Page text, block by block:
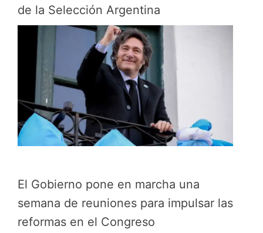
de la Selección Argentina
El Gobierno pone en marcha una
semana de reuniones para impulsar las
reformas en el Congreso